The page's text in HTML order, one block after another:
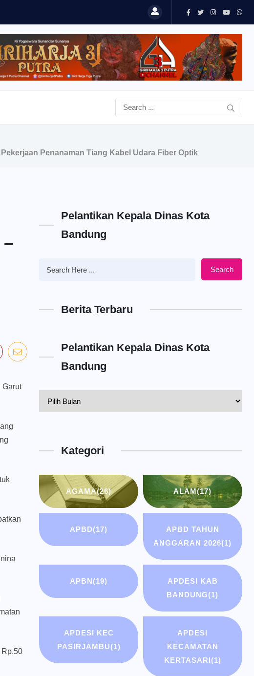
Penanaman Tiang Kabel Udara Fiber Optik
Garut
Rp.50
Pelantikan Kepala Dinas Kota
Bandung
Search
Berita Terbaru
Pelantikan Kepala Dinas Kota
Bandung
BandungKategori
AGAMA(26) ALAM(17)
APBD(17)
APBD TAHUN
ANGGARAN 2026(1)
APBN(19)
APDESI KAB
BANDUNG(1)
APDESI KEC
PASIRJAMBU(1)
APDESI
KECAMATAN
KERTASARI(1)